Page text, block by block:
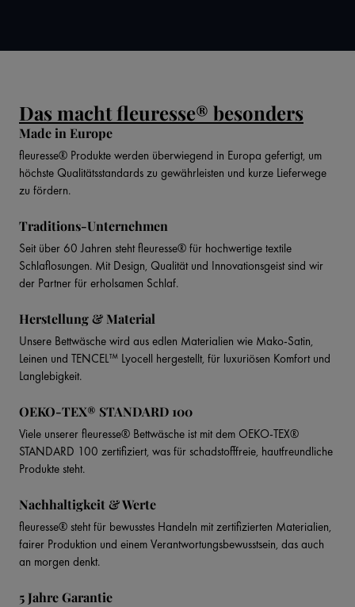
Das macht fleuresse® besonders
Made in Europe
fleuresse® Produkte werden überwiegend in Europa gefertigt, um
höchste Qualitätsstandards zu gewährleisten und kurze Lieferwege
zu fördern.
Traditions-Unternehmen
Seit über 60 Jahren steht fleuresse® für hochwertige textile
Schlaflosungen. Mit Design, Qualität und Innovationsgeist sind wir
der Partner für erholsamen Schlaf.
Herstellung & Material
Unsere Bettwäsche wird aus edlen Materialien wie Mako-Satin,
Leinen und TENCEL™ Lyocell hergestellt, für luxuriösen Komfort und
Langlebigkeit.
OEKO-TEX® STANDARD 100
Viele unserer fleuresse® Bettwäsche ist mit dem OEKO-TEX®
STANDARD 100 zertifiziert, was für schadstofffreie, hautfreundliche
Produkte steht.
Nachhaltigkeit & Werte
fleuresse® steht für bewusstes Handeln mit zertifizierten Materialien,
fairer Produktion und einem Verantwortungsbewusstsein, das auch
an morgen denkt.
5 Jahre Garantie